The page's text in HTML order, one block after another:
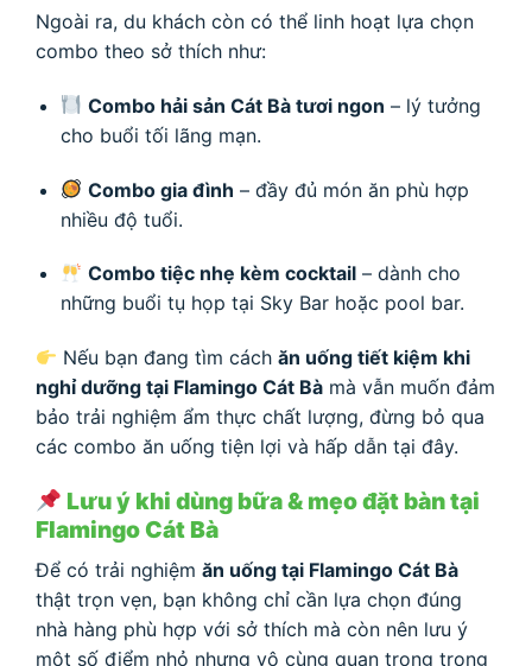
Ngoài ra, du khách còn có thể linh hoạt lựa chọn
combo theo sở thích như:
Combo hải sản Cát Bà tươi ngon – lý tưởng
cho buổi tối lãng mạn.
Combo gia đình – đầy đủ món ăn phù hợp
nhiều độ tuổi.
Combo tiệc nhẹ kèm cocktail – dành cho
những buổi tụ họp tại Sky Bar hoặc pool bar.
Nếu bạn đang tìm cáchăn uống tiết kiệm khi
nghỉ dưỡng tại Flamingo Cát Bà mà vẫn muốn đảm
bảo trải nghiệm ẩm thực chất lượng, đừng bỏ qua
các combo ăn uống tiện lợi và hấp dẫn tại đây.
Lưu ý khi dùng bữa & mẹo đặt bàn tại
Flamingo Cát Bà
Để có trải nghiệm ăn uống tại Flamingo Cát Bà
thật trọn vẹn, bạn không chỉ cần lựa chọn đúng
nhà hàng phù hợp với sở thích mà còn nên lưu ý
một số điểm nhỏ nhưng vô cùng quan trọng trong